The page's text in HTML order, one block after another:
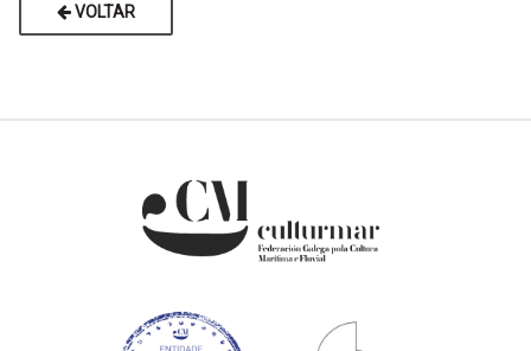
VOLTAR